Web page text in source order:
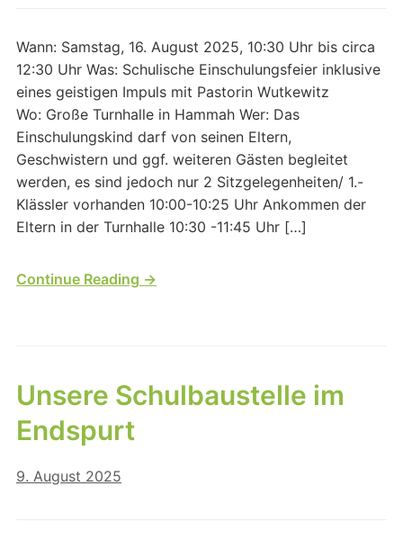
Wann: Samstag, 16. August 2025, 10:30 Uhr bis circa
12:30 Uhr Was: Schulische Einschulungsfeier inklusive
eines geistigen Impuls mit Pastorin Wutkewitz
Wo: Große Turnhalle in Hammah Wer: Das
Einschulungskind darf von seinen Eltern,
Geschwistern und ggf. weiteren Gästen begleitet
werden, es sind jedoch nur 2 Sitzgelegenheiten/ 1.-
Klässler vorhanden 10:00-10:25 Uhr Ankommen der
Eltern in der Turnhalle 10:30 -11:45 Uhr […]
Continue Reading →
Unsere Schulbaustelle im
Endspurt
9. August 2025